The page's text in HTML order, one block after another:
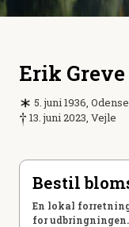
Erik Greve
5. juni 1936, Odense
13. juni 2023, Vejle
Bestil
En lokal
for udbringningen.